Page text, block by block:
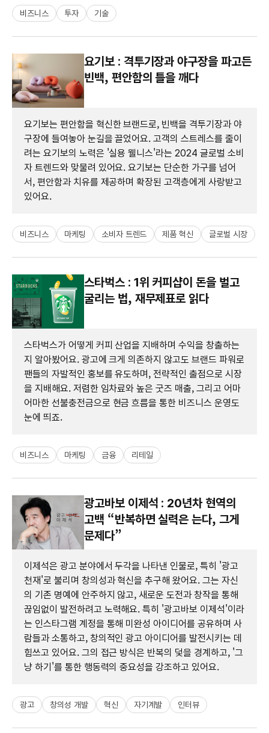
비즈니스 투자 기술
요기보 : 격투기장과 야구장을 파고든
빈백, 편안함의 틀을 깨다
요기보는 편안함을 혁신한 브랜드로, 빈백을 격투기장과 야
구장에 들여놓아 눈길을 끌었어요. 고객의 스트레스를 줄이
려는 요기보의 노력은 '실용 웰니스'라는 2024 글로벌 소비
자 트렌드와 맞물려 있어요. 요기보는 단순한 가구를 넘어
서, 편안함과 치유를 제공하며 확장된 고객층에게 사랑받고
있어요.
비즈니스 마케팅 소비자 트렌드 제품 혁신 글로벌 시장
스타벅스 : 1위 커피샵이 돈을 벌고
굴리는 법, 재무제표로 읽다
스타벅스가 어떻게 커피 산업을 지배하며 수익을 창출하는
지 알아봤어요. 광고에 크게 의존하지 않고도 브랜드 파워로
팬들의 자발적인 홍보를 유도하며, 전략적인 출점으로 시장
을 지배해요. 저렴한 임차료와 높은 굿즈 매출, 그리고 어마
어마한 선불충전금으로 현금 흐름을 통한 비즈니스 운영도
눈에 띄죠.
비즈니스 마케팅 금융 리테일
광고바보 이제석 : 20년차 현역의
고백 “반복하면 실력은 는다, 그게
문제다”
이제석은 광고 분야에서 두각을 나타낸 인물로, 특히 '광고
천재'로 불리며 창의성과 혁신을 추구해 왔어요. 그는 자신
의 기존 명예에 안주하지 않고, 새로운 도전과 창작을 통해
끊임없이 발전하려고 노력해요. 특히 '광고바보 이제석'이라
는 인스타그램 계정을 통해 미완성 아이디어를 공유하며 사
람들과 소통하고, 창의적인 광고 아이디어를 발전시키는 데
힘쓰고 있어요. 그의 접근 방식은 반복의 덫을 경계하고, '그
냥 하기'를 통한 행동력의 중요성을 강조하고 있어요.
광고 창의성 개발 혁신 자기계발 인터뷰